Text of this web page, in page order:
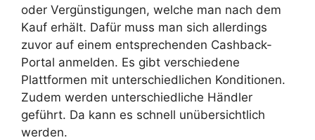
oder Vergünstigungen, welche man nach dem
Kauf erhält. Dafür muss man sich allerdings
zuvor auf einem entsprechenden Cashback-
Portal anmelden. Es gibt verschiedene
Plattformen mit unterschiedlichen Konditionen.
Zudem werden unterschiedliche Händler
geführt. Da kann es schnell unübersichtlich
werden.